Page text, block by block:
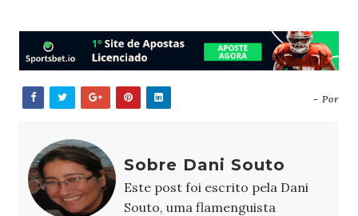
- Por
Sobre Dani Souto
Este post foi escrito pela Dani
Souto, uma flamenguista